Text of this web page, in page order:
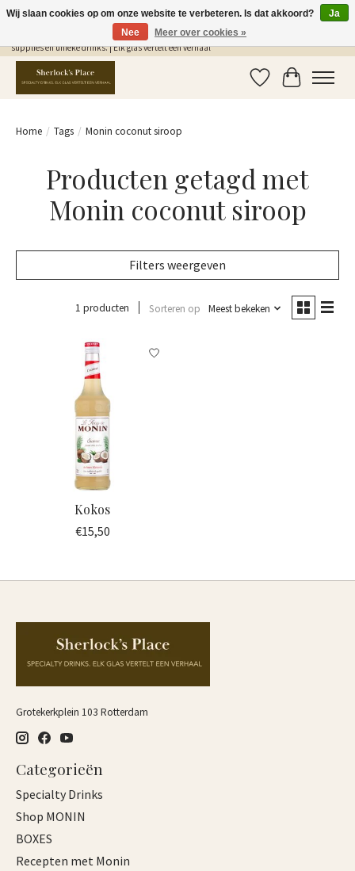
Gratis Verzending in NL vanaf €75,- | Sherlocks Place: dé plek voor MONIN siropen, bar
supplies en unieke drinks. | Elk glas vertelt een verhaal
Verlanglijst
Home / Tags / Monin coconut siroop
Producten getagd met
Monin coconut siroop
Filters weergeven
1 producten Sorteren op Meest bekeken
Kokos
€15,50
Grotekerkplein 103 Rotterdam
Categorieën
Specialty Drinks
Shop MONIN
BOXES
Recepten met Monin
Wij slaan cookies op om onze website te verbeteren. Is dat akkoord?
Ja
Nee
Meer over cookies »